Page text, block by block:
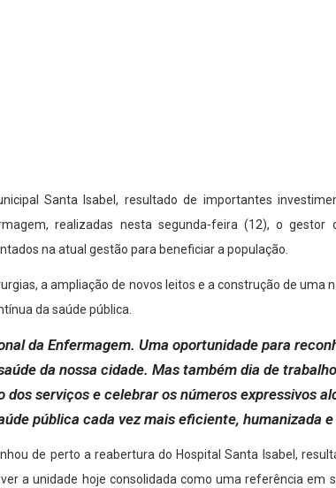
Santa Isabel, resultado de importantes
realizadas nesta segunda-feira (12), o
na atual gestão para beneficiar a população.
a ampliação de novos leitos e a construção de uma
da saúde pública.
da Enfermagem. Uma oportunidade para
da nossa cidade. Mas também dia de
serviços e celebrar os números expressivos
pública cada vez mais eficiente, humanizada
de perto a reabertura do Hospital Santa Isabel,
a unidade hoje consolidada como uma referência em